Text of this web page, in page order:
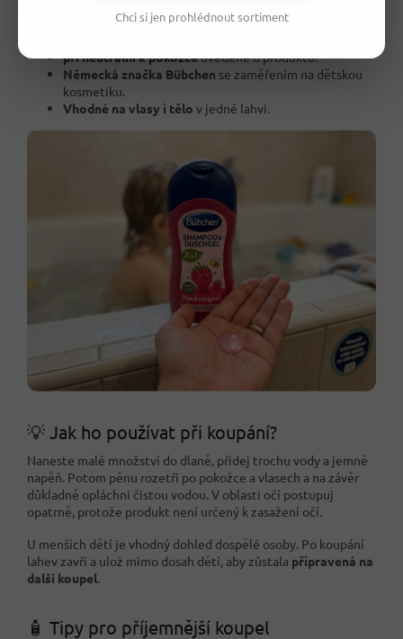
Chci si jen prohlédnout sortiment
Bez silikonůpodle deklarace produktu.
pH neutrální k pokožceuvedené u produktu.
Německá značka Bübchen se zaměřením na dětskou
kosmetiku.
Vhodné na vlasy i tělo v jedné lahvi.
💡 Jak ho používat při koupání?
Naneste malé množství do dlaně, přidej trochu vody a jemně
napěň. Potom pěnu rozetři po pokožce a vlasech a na závěr
důkladně opláchni čistou vodou. V oblasti očí postupuj
opatrně, protože produkt není určený k zasažení očí.
U menších dětí je vhodný dohled dospělé osoby. Po koupání
lahev zavři a ulož mimo dosah dětí, aby zůstala připravená na
další koupel.
🧴 Tipy pro příjemnější koupel